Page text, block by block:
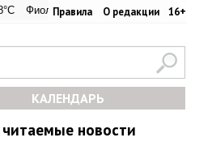
Правила О редакции 16+
+26.4°C Казачья бухта: +26.2°C
+25.8°C Керчь: +33.4°C Никитский
КАЛЕНДАРЬ
новости